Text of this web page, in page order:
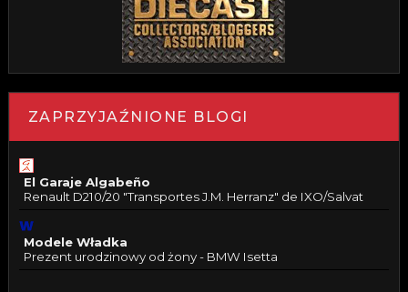
ZAPRZYJAŹNIONE BLOGI
El Garaje Algabeño
Renault D210/20 "Transportes J.M. Herranz" de IXO/Salvat
Modele Władka
Prezent urodzinowy od żony - BMW Isetta